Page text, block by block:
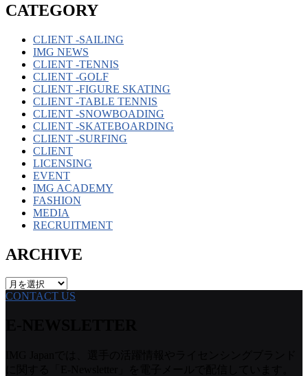
CATEGORY
CLIENT -SAILING
IMG NEWS
CLIENT -TENNIS
CLIENT -GOLF
CLIENT -FIGURE SKATING
CLIENT -TABLE TENNIS
CLIENT -SNOWBOADING
CLIENT -SKATEBOARDING
CLIENT -SURFING
CLIENT
LICENSING
EVENT
IMG ACADEMY
FASHION
MEDIA
RECRUITMENT
ARCHIVE
ARCHIVE
CONTACT US